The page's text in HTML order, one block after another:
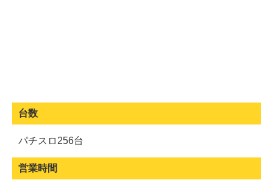
台数
パチスロ256台
営業時間